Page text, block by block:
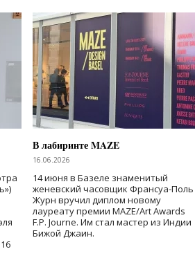
В лабиринте MAZE
16.06.2026
14 июня в Базеле знаменитый
женевский часовщик Франсуа-Поль
Журн вручил диплом новому
лауреату премии MAZE/Art Awards
F.P. Journe. Им стал мастер из Индии
Бижой Джаин.